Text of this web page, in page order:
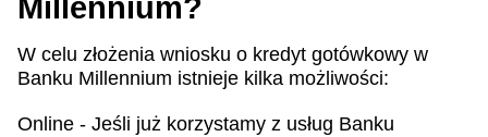
Millennium?
W celu złożenia wniosku o kredyt gotówkowy w
Banku Millennium istnieje kilka możliwości:
Online - Jeśli już korzystamy z usług Banku